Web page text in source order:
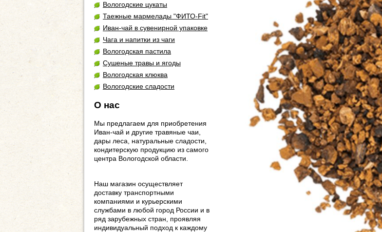
Вологодские цукаты
Таежные мармелады "ФИТО-Fit"
Иван-чай в сувенирной упаковке
Чага и напитки из чаги
Вологодская пастила
Сушеные травы и ягоды
Вологодская клюква
Вологодские сладости
О нас
Мы предлагаем для приобретения
Иван-чай и другие травяные чаи,
дары леса, натуральные сладости,
кондитерскую продукцию из самого
центра Вологодской области.
Наш магазин осуществляет
доставку транспортными
компаниями и курьерскими
службами в любой город России и в
ряд зарубежных стран, проявляя
индивидуальный подход к каждому